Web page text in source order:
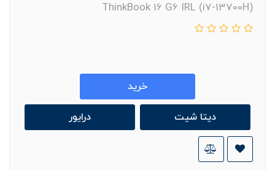
(ThinkBook 16 G6 IRL (i7-13700H
خرید
دیتا شیت درایور